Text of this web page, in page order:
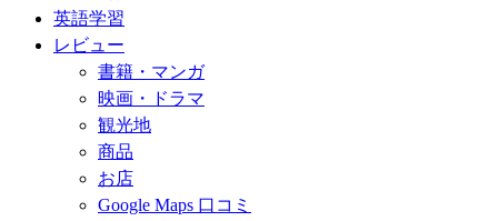
英語学習
レビュー
書籍・マンガ
映画・ドラマ
観光地
商品
お店
Google Maps 口コミ